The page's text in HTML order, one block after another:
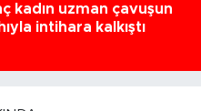
kadın uzman çavuşun
intihara kalkıştı